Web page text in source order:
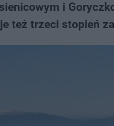
i
też trzeci stopień